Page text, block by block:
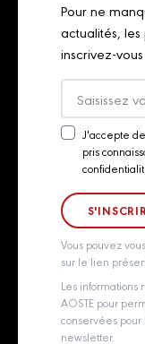
Chiffonnades
Actualités
Groupe Aoste
Whistleblowing policy
Pour ne
actualités,
inscrivez-vous
Newsletter
Consent
J'accepte
pris
Vous pouvez
sur le lien
Les
AOSTE pour
conservées
newsletter.